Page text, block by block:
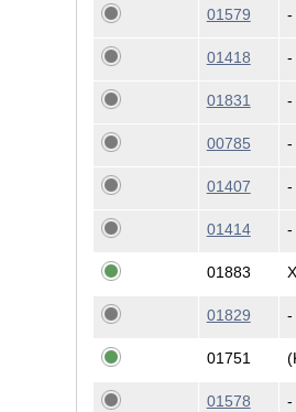
01579 -
01418 -
01831 -
00785 -
01407 -
01414 -
01883
01829 -
01751
01578 -